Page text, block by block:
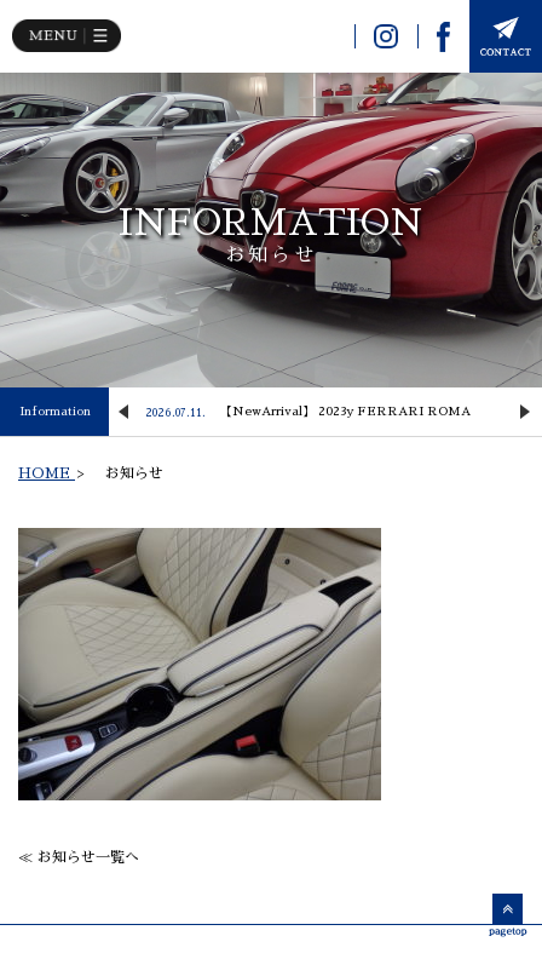
INFORMATION
お知らせ
Information
Lusso 2026.07.11. 【NewArrival】 2023y FERRARI ROMA
HOME > お知らせ
≪ お知らせ一覧へ